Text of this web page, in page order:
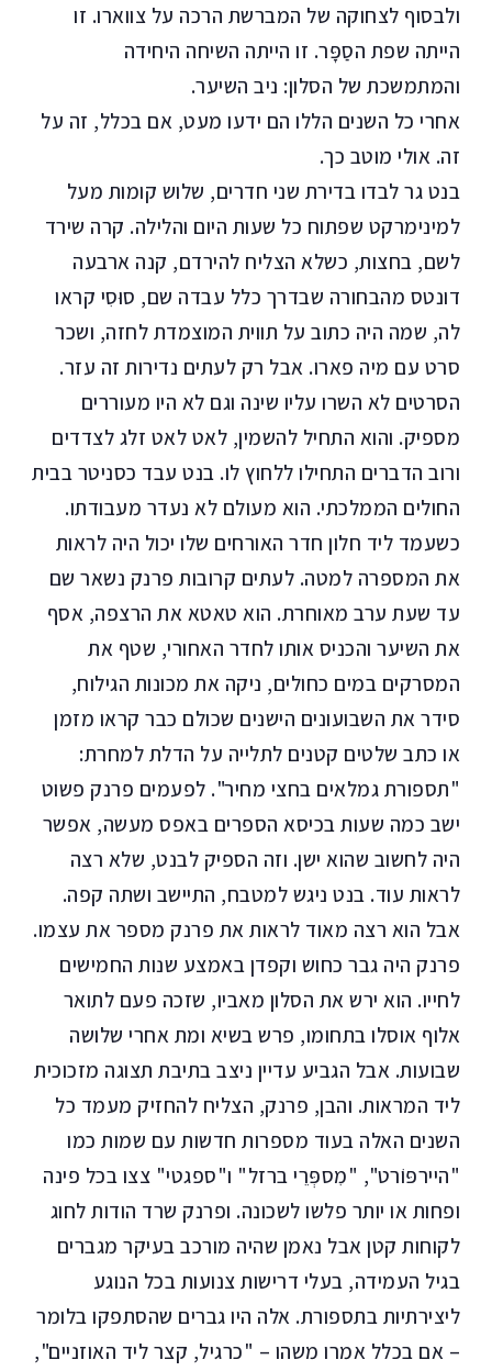
ולבסוף לצחוקה של המברשת הרכה על צווארו. זו
הייתה שפת הסַפָּר. זו הייתה השיחה היחידה
והמתמשכת של הסלון: ניב השיער.
אחרי כל השנים הללו הם ידעו מעט, אם בכלל, זה על
זה. אולי מוטב כך.
בנט גר לבדו בדירת שני חדרים, שלוש קומות מעל
למינימרקט שפתוח כל שעות היום והלילה. קרה שירד
לשם, בחצות, כשלא הצליח להירדם, קנה ארבעה
דונטס מהבחורה שבדרך כלל עבדה שם, סוּסִי קראו
לה, שמה היה כתוב על תווית המוצמדת לחזה, ושכר
סרט עם מיה פארו. אבל רק לעתים נדירות זה עזר.
הסרטים לא השרו עליו שינה וגם לא היו מעוררים
מספיק. והוא התחיל להשמין, לאט לאט זלג לצדדים
ורוב הדברים התחילו ללחוץ לו. בנט עבד כסניטר בבית
החולים הממלכתי. הוא מעולם לא נעדר מעבודתו.
כשעמד ליד חלון חדר האורחים שלו יכול היה לראות
את המספרה למטה. לעתים קרובות פרנק נשאר שם
עד שעת ערב מאוחרת. הוא טאטא את הרצפה, אסף
את השיער והכניס אותו לחדר האחורי, שטף את
המסרקים במים כחולים, ניקה את מכונות הגילוח,
סידר את השבועונים הישנים שכולם כבר קראו מזמן
או כתב שלטים קטנים לתלייה על הדלת למחרת:
"תספורת גמלאים בחצי מחיר". לפעמים פרנק פשוט
ישב כמה שעות בכיסא הספרים באפס מעשה, אפשר
היה לחשוב שהוא ישן. וזה הספיק לבנט, שלא רצה
לראות עוד. בנט ניגש למטבח, התיישב ושתה קפה.
אבל הוא רצה מאוד לראות את פרנק מספר את עצמו.
פרנק היה גבר כחוש וקפדן באמצע שנות החמישים
לחייו. הוא ירש את הסלון מאביו, שזכה פעם לתואר
אלוף אוסלו בתחומו, פרש בשיא ומת אחרי שלושה
שבועות. אבל הגביע עדיין ניצב בתיבת תצוגה מזכוכית
ליד המראות. והבן, פרנק, הצליח להחזיק מעמד כל
השנים האלה בעוד מספרות חדשות עם שמות כמו
"היירפּוֹרט", "מִספְּרֵי ברזל" ו"ספגטי" צצו בכל פינה
ופחות או יותר פלשו לשכונה. ופרנק שרד הודות לחוג
לקוחות קטן אבל נאמן שהיה מורכב בעיקר מגברים
בגיל העמידה, בעלי דרישות צנועות בכל הנוגע
ליצירתיות בתספורת. אלה היו גברים שהסתפקו בלומר
– אם בכלל אמרו משהו – "כרגיל, קצר ליד האוזניים",